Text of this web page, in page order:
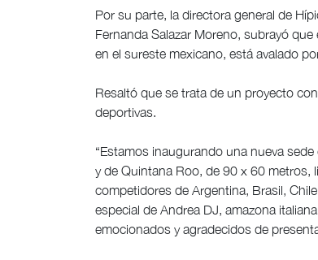
Por su parte, la directora general de
Fernanda Salazar Moreno, subrayó
en el sureste mexicano, está avalado
Resaltó que se trata de un proyecto
deportivas.
“Estamos inaugurando una nueva
y de Quintana Roo, de 90 x 60 metros,
competidores de Argentina, Brasil,
especial de Andrea DJ, amazona
emocionados y agradecidos de